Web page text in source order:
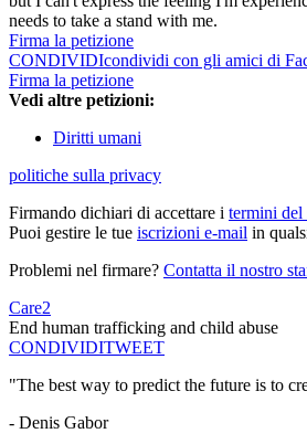
needs to take a stand with me.
Firma la petizione
CONDIVIDIcondividi con gli amici di
Firma la petizione
Vedi altre petizioni:
Diritti umani
politiche sulla privacy
Firmando dichiari di accettare i termini del
Puoi gestire le tue iscrizioni e-mail in
Problemi nel firmare? Contatta il nostro
Care2
End human trafficking and child abuse
CONDIVIDITWEET
"The best way to predict the future is to
- Denis Gabor